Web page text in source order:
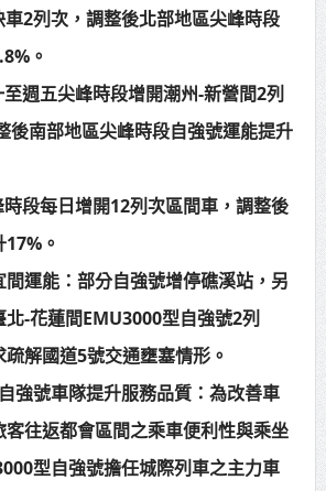
2列次，調整後北部地區尖峰時段
。
週五尖峰時段增開潮州-新營間2列
後南部地區尖峰時段自強號運能提升
段每日增開12列次區間車，調整後
。
運能：部分自強號增停礁溪站，另
-花蓮間EMU3000型自強號2列
解國道5號交通壅塞情形。
強號車隊提升服務品質：為改善車
往返都會區間之乘車便利性與乘坐
型自強號擔任城際列車之主力車